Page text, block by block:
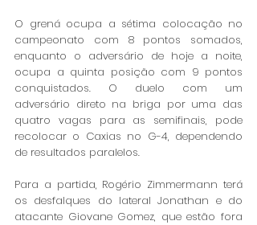
O grená ocupa a sétima colocação no
campeonato com 8 pontos somados,
enquanto o adversário de hoje a noite,
ocupa a quinta posição com 9 pontos
conquistados. O duelo com um
adversário direto na briga por uma das
quatro vagas para as semifinais, pode
recolocar o Caxias no G-4, dependendo
de resultados paralelos.
Para a partida, Rogério Zimmermann terá
os desfalques do lateral Jonathan e do
atacante Giovane Gomez, que estão fora